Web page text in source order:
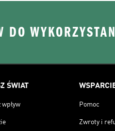
ŚWIAT
wpływ Pomoc
Zwroty i